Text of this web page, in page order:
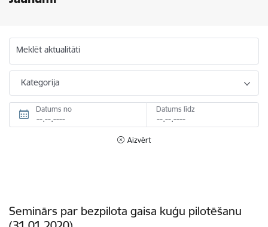
Meklēt aktualitāti
Kategorija
Datums no Datums līdz
Aizvērt
Seminārs par bezpilota gaisa kuģu pilotēšanu